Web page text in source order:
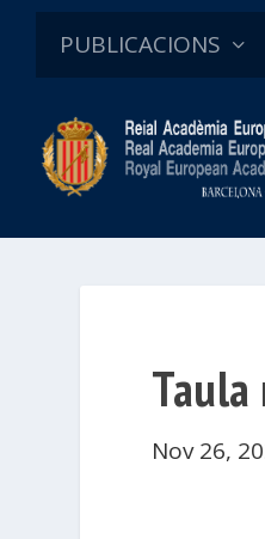
PUBLICACIONS
Taula
Nov 26,